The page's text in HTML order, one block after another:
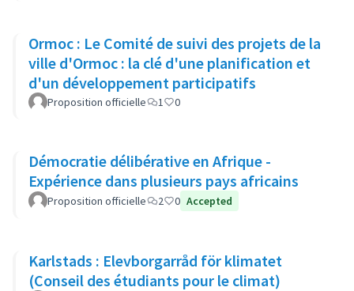
Ormoc : Le Comité de suivi des projets de la
ville d'Ormoc : la clé d'une planification et
d'un développement participatifs
Proposition officielle 1 0
Démocratie délibérative en Afrique -
Expérience dans plusieurs pays africains
Proposition officielle 2 0 Accepted
Karlstads : Elevborgarråd för klimatet
(Conseil des étudiants pour le climat)